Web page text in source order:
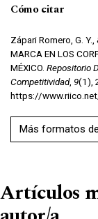
Cómo citar
Zápari Romero, G.
MARCA EN LOS
MÉXICO. Repositorio
Competitividad, 9(1),
https://
Más formatos
Artículos